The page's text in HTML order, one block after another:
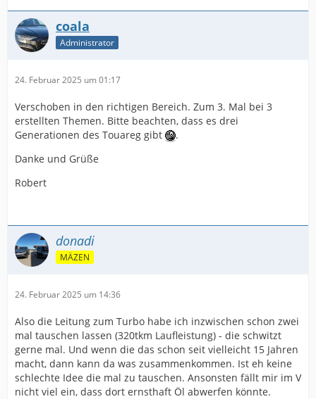
coala
Administrator
24. Februar 2025 um 01:17
Verschoben in den richtigen Bereich. Zum 3. Mal bei 3
erstellten Themen. Bitte beachten, dass es drei
Generationen des Touareg gibt
.
Danke und Grüße
Robert
donadi
MÄZEN
24. Februar 2025 um 14:36
Also die Leitung zum Turbo habe ich inzwischen schon zwei
mal tauschen lassen (320tkm Laufleistung) - die schwitzt
gerne mal. Und wenn die das schon seit vielleicht 15 Jahren
macht, dann kann da was zusammenkommen. Ist eh keine
schlechte Idee die mal zu tauschen. Ansonsten fällt mir im V
nicht viel ein, dass dort ernsthaft Öl abwerfen könnte.